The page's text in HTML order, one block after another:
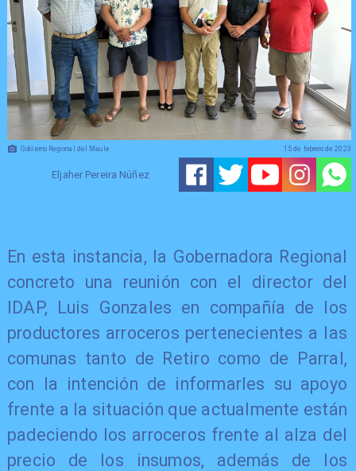
Gobierno Regional del Maule
Eljaher Pereira Núñez
15 de febrero de 2023
En esta instancia, la Gobernadora Regional
concreto una reunión con el director del
IDAP, Luis Gonzales en compañía de los
productores arroceros pertenecientes a las
comunas tanto de Retiro como de Parral,
con la intención de informarles su apoyo
frente a la situación que actualmente están
padeciendo los arroceros frente al alza del
precio de los insumos, además de los